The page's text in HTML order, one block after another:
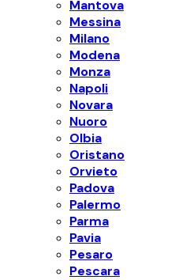
Mantova
Messina
Milano
Modena
Monza
Napoli
Novara
Nuoro
Olbia
Oristano
Orvieto
Padova
Palermo
Parma
Pavia
Pesaro
Pescara